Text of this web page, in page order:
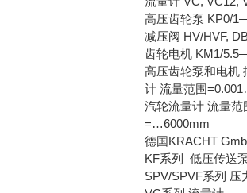
高压齿轮泵 KP0/
减压阀 HV/HVF,
齿轮电机 KM1/
高压齿轮泵和电机
计 流量范围
汽轮流量计 流量
=…6000mm
德国KRACHT
KF系列 低压传送
SPV/SPVF系列 压